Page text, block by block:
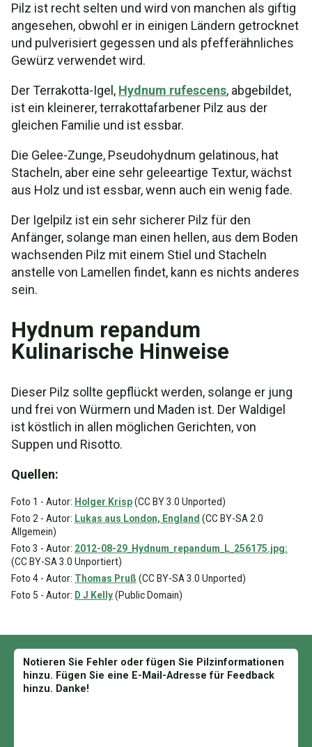
Pilz ist recht selten und wird von manchen als giftig
angesehen, obwohl er in einigen Ländern getrocknet
und pulverisiert gegessen und als pfefferähnliches
Gewürz verwendet wird.
Der Terrakotta-Igel, Hydnum rufescens, abgebildet,
ist ein kleinerer, terrakottafarbener Pilz aus der
gleichen Familie und ist essbar.
Die Gelee-Zunge, Pseudohydnum gelatinous, hat
Stacheln, aber eine sehr geleeartige Textur, wächst
aus Holz und ist essbar, wenn auch ein wenig fade.
Der Igelpilz ist ein sehr sicherer Pilz für den
Anfänger, solange man einen hellen, aus dem Boden
wachsenden Pilz mit einem Stiel und Stacheln
anstelle von Lamellen findet, kann es nichts anderes
sein.
Hydnum repandum
Kulinarische Hinweise
Dieser Pilz sollte gepflückt werden, solange er jung
und frei von Würmern und Maden ist. Der Waldigel
ist köstlich in allen möglichen Gerichten, von
Suppen und Risotto.
Quellen:
Foto 1 - Autor: Holger Krisp(CC BY 3.0 Unported)
Foto 2 - Autor: Lukas aus London, England (CC BY-SA 2.0
Allgemein)
Foto 3 - Autor: 2012-08-29_Hydnum_repandum_L_256175.jpg:
(CC BY-SA 3.0 Unportiert)
Foto 4 - Autor: Thomas Pruß (CC BY-SA 3.0 Unported)
Foto 5 - Autor: D J Kelly(Public Domain)